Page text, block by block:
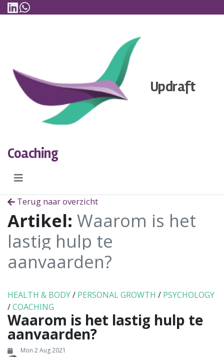
Skip to content
Linkedin
WhatsApp
Updraft
Coaching
Terug naar overzicht
Artikel: Waarom is het
lastig hulp te
aanvaarden?
HEALTH & BODY/ PERSONAL GROWTH / PSYCHOLOGY
/COACHING
Waarom is het lastig hulp te
aanvaarden?
Mon 2 Aug 2021
NIEUWS
OVER UPDRAFT